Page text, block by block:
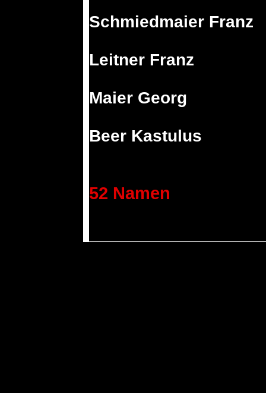
Schmiedmaier Franz
Leitner Franz
Maier Georg
Beer Kastulus
52 Namen